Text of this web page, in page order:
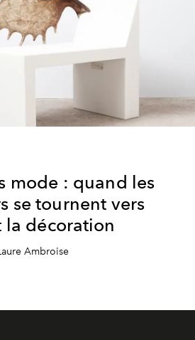
mode : quand les
se tournent vers
décoration
Ambroise